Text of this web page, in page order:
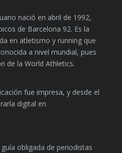
nació en abril de 1992,
de Barcelona 92. Es la
en atletismo y running que
a nivel mundial, pues
de la World Athletics.
fue impresa, y desde el
digital en
obligada de periodistas